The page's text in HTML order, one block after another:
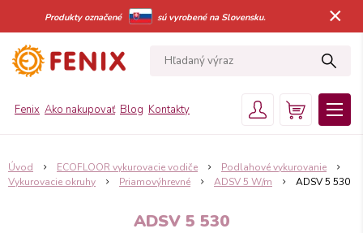
Produkty označené sú vyrobené na Slovensku. ×
Fenix Ako nakupovať Blog Kontakty
Úvod ECOFLOOR vykurovacie vodiče
Podlahové vykurovanie
Vykurovacie okruhy
Priamovýhrevné ADSV 5 W/m ADSV 5 530
ADSV 5 530